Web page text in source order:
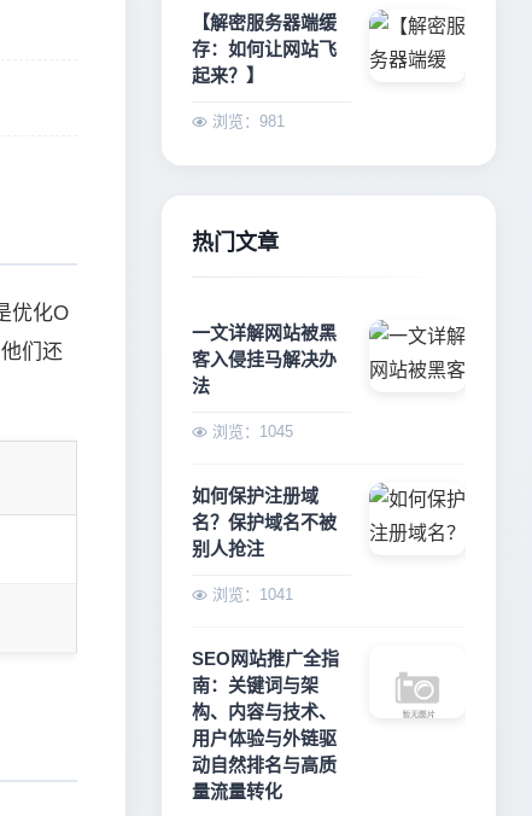
优化O
们还
【解密服务器端缓
存：如何让网站飞
起来？】
浏览：981
热门文章
一文详解网站被黑
客入侵挂马解决办
法
浏览：1045
如何保护注册域
名？保护域名不被
别人抢注
浏览：1041
SEO网站推广全指
南：关键词与架
构、内容与技术、
用户体验与外链驱
动自然排名与高质
量流量转化